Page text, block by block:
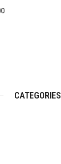
CATEGORIES